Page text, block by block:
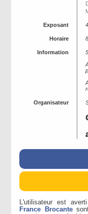
Exposant
Horaire
Information
Organisateur
L'utilisateur est
France Brocantesont